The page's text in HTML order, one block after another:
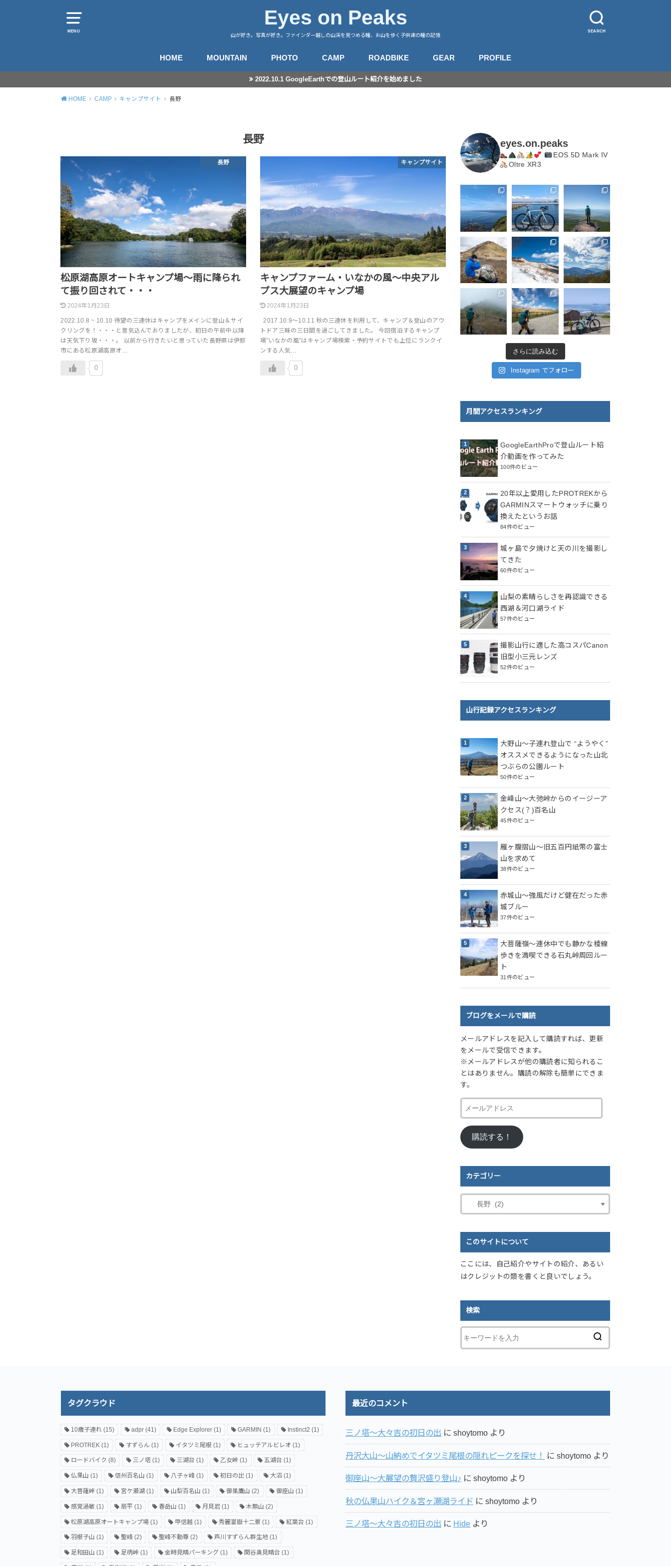
MENU SEARCH
Eyes on Peaks
山が好き。写真が好き。ファインダー越しの山渓を見つめる瞳、お山を歩く子供達の瞳の記憶
HOME MOUNTAIN
中央アルプス
南アルプス
八ヶ岳
谷川・武尊
赤城・榛名・荒船
四阿山
奥秩父
奥武蔵
高尾・陣馬
富士・御坂
丹沢
伊豆・愛鷹
箱根・湯河原
東海
房総・三浦
子連れ登山のこと
登山とITと
登山ギア
登山ギア(子供用)
PHOTO
カメラ
レンズ
星景撮影
日常スナップ
CAMP
キャンプサイト
ROADBIKE
ライドログ
GEAR PROFILE
2022.10.1 GoogleEarthでの登山ルート紹介を始めました
HOME CAMP キャンプサイト 長野
長野
長野
松原湖高原オートキャンプ場～雨に降られ
て振り回されて・・・
2024年1月23日
2022.10.8 ~ 10.10 待望の三連休はキャンプをメインに登山＆サイ
クリングを！・・・と意気込んでおりましたが、初日の午前中以降
は天気下り坂・・・。 以前から行きたいと思っていた長野県は伊那
市にある松原湖高原オ…
0
キャンプサイト
キャンプファーム・いなかの風～中央アル
プス大展望のキャンプ場
2024年1月23日
2017.10.9～10.11 秋の三連休を利用して、キャンプ＆登山のアウ
トドア三昧の三日間を過ごしてきました。 今回宿泊するキャンプ
場”いなかの風”はキャンプ場検索・予約サイトでも上位にランクイ
ンする人気…
0
eyes.on.peaks
EOS 5D Mark IV
Oltre XR3
さらに読み込む
Instagram でフォロー
月間アクセスランキング
GoogleEarthProで登山ルート紹
介動画を作ってみた
100件のビュー
20年以上愛用したPROTREKから
GARMINスマートウォッチに乗り
換えたというお話
84件のビュー
城ヶ島で夕焼けと天の川を撮影し
てきた
60件のビュー
山梨の素晴らしさを再認識できる
西湖＆河口湖ライド
57件のビュー
撮影山行に適した高コスパCanon
旧型小三元レンズ
52件のビュー
山行記録アクセスランキング
大野山～子連れ登山で “ようやく”
オススメできるようになった山北
つぶらの公園ルート
50件のビュー
金峰山～大弛峠からのイージーア
クセス(？)百名山
45件のビュー
雁ヶ腹摺山～旧五百円紙幣の富士
山を求めて
38件のビュー
赤城山～強風だけど健在だった赤
城ブルー
37件のビュー
大菩薩嶺～連休中でも静かな稜線
歩きを満喫できる石丸峠周回ルー
ト
31件のビュー
ブログをメールで購読
メールアドレスを記入して購読すれば、更新
をメールで受信できます。
※メールアドレスが他の購読者に知られるこ
とはありません。購読の解除も簡単にできま
す。
ル
ア
ド
購読する！
カテゴリー
このサイトについて
ここには、自己紹介やサイトの紹介、あるい
はクレジットの類を書くと良いでしょう。
検索
タグクラウド
10歳子連れ (15) adpr(41) Edge Explorer(1) GARMIN (1) Instinct2 (1)
PROTREK (1) すずらん (1) イタツミ尾根 (1) ヒュッテアルビレオ (1)
ロードバイク (8) 三ノ塔(1) 三湖台 (1) 乙女峠 (1) 五湖台 (1)
仏果山 (1) 信州百名山 (1) 八子ヶ峰(1) 初日の出 (1) 大沼 (1)
大菩薩峠 (1) 宮ケ瀬湖 (1) 山梨百名山 (1) 御巣鷹山 (2) 御座山 (1)
感覚過敏 (1) 扇平 (1) 春岳山 (1) 月見岩 (1) 木無山 (2)
松原湖高原オートキャンプ場 (1) 甲信越(1) 秀麗富嶽十二景 (1) 紅葉台 (1)
羽根子山 (1) 聖峰(2) 聖峰不動尊(2) 芦川すずらん群生地 (1)
足和田山 (1) 足柄峠(1) 金時見晴パーキング(1) 関谷奥見晴台 (1)
最近のコメント
三ノ塔～大々吉の初日の出 に shoytomo より
丹沢大山～山納めでイタツミ尾根の隠れピークを探せ！ に shoytomo より
御座山～大展望の贅沢盛り登山♪ に shoytomo より
秋の仏果山ハイク＆宮ヶ瀬湖ライド に shoytomo より
三ノ塔～大々吉の初日の出 に Hide より